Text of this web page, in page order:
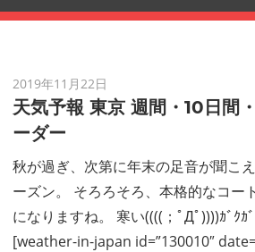
2019年11月22日
天気予報 東京 週間・10日間
ーダー
秋が過ぎ、次第に年末の足音が聞こ
ーズン。 そろろそろ、本格的なコー
になりますね。 寒い((((；ﾟДﾟ))))ｶﾞｸｶ
[weather-in-japan id=”130010″